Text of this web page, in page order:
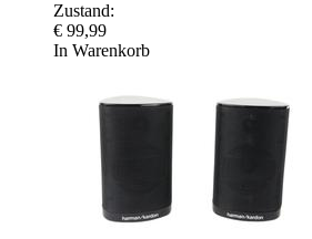
Zustand:
€ 99,99
In Warenkorb